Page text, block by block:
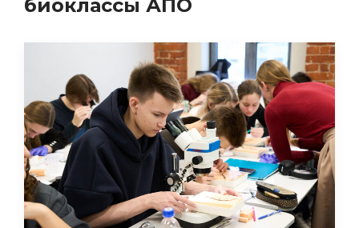
биоклассы АПО